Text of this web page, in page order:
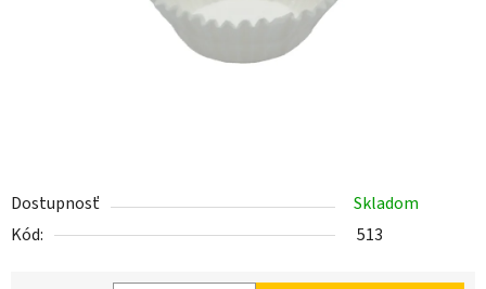
Dostupnosť
Skladom
Kód:
513